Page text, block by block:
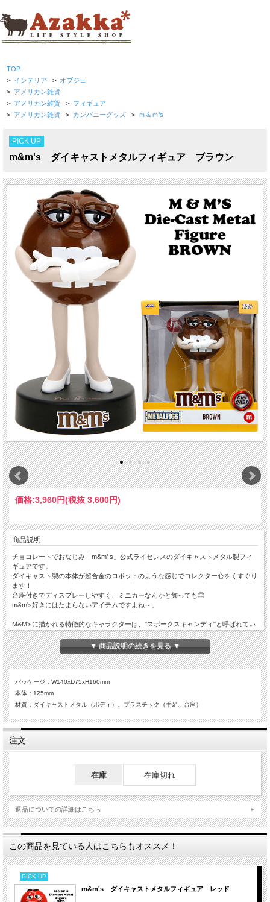
TOP
> インテリア > オブジェ
> アメリカン雑貨
> アメリカン雑貨 > フィギュア
> アメリカン雑貨 > カンパニーグッズ > ｍ＆ｍ's
PICK UP
m&m's ダイキャストメタルフィギュア ブラウン
価格:3,960円(税抜 3,600円)
商品説明
チョコレートでおなじみ「m&m’ s」公式ライセンスのダイキャストメタル製フィ
ギュアです。
ダイキャスト製の本体が超合金のロボットのような感じでコレクター心をくすぐり
ます！
台座付きでディスプレーしやすく、ミニカーなんかと飾っても◎
m&m's好きにはたまらないアイテムですよね～。
M&M'sに描かれる特徴的なキャラクターは、"スポークスキャンディ"と呼ばれてい
て、色ごとに異なったキャラクターが与えられており、
・ミルクチョコレートM&M'sのマスコットで皮肉屋のレッド。
・ピーナッツM&M'sの幸福かつ間抜けなマスコットのイエロー。
・ダークチョコレートM&M'sのマスコットの魅惑的なグリーン。
・事務的な女性の、チーフチョコレートオフィサーのブラウン。
この他にもまだ個性的なキャラクターがいるようで、そこがまた人気の秘密なんで
お気に入りのコレクションになること間違いなしのオススメアイテムです！！
▼ 商品説明の続きを見る ▼
パッケージ：W140xD75xH160mm
本体：125mm
材質：ダイキャストメタル（ボディ）、プラスチック（手足、台座）
注文
在庫 在庫切れ
返品についての詳細はこちら
この商品を見ている人はこちらもオススメ！
PICK UP
m&m's ダイキャストメタルフィギュア レッド